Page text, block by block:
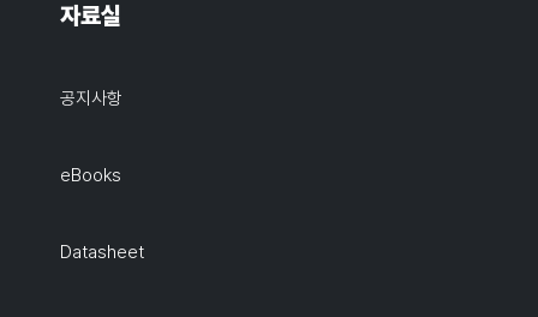
자료실
공지사항
eBooks
Datasheet